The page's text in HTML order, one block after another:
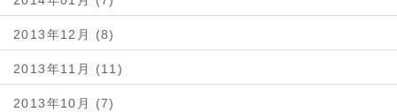
2013年12月 (8)
2013年11月 (11)
2013年10月 (7)